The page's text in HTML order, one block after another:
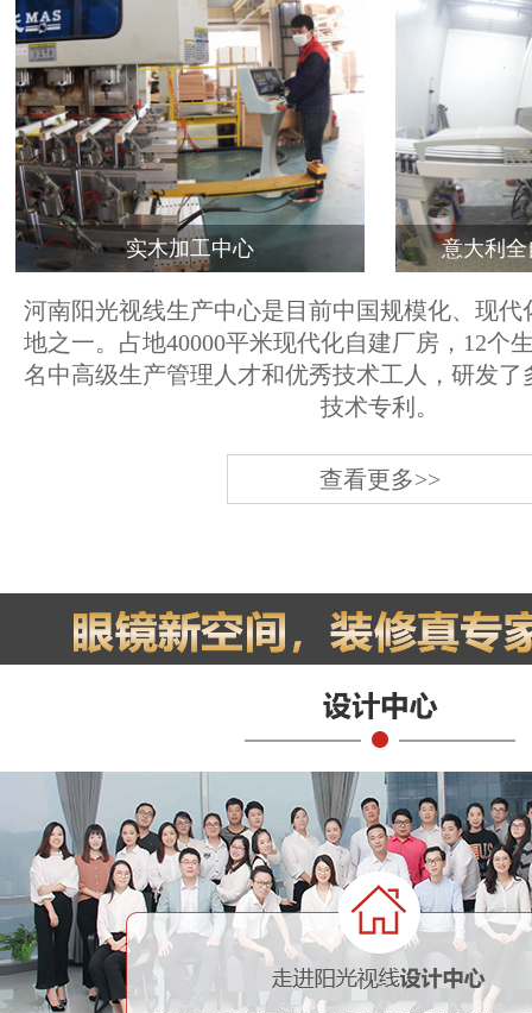
实木加工中心 意大利
河南阳光视线生产中心是目前中国规模化、现代
地之一。占地40000平米现代化自建厂房，12个
名中高级生产管理人才和优秀技术工人，研发了
技术专利。
查看更多>>